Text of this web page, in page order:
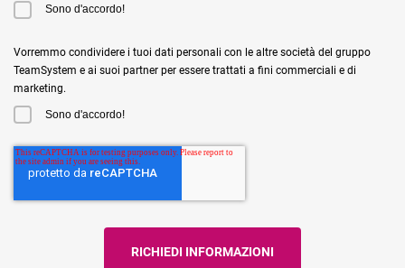
Sono d'accordo!
Vorremmo condividere i tuoi dati personali con le altre società del gruppo
TeamSystem e ai suoi partner per essere trattati a fini commerciali e di
marketing.
Sono d'accordo!